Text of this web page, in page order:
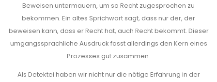
Beweisen untermauern, um so Recht zugesprochen zu
bekommen. Ein altes Sprichwort sagt, dass nur der, der
beweisen kann, dass er Recht hat, auch Recht bekommt. Dieser
umgangssprachliche Ausdruck fasst allerdings den Kern eines
Prozesses gut zusammen.
Als Detektei haben wir nicht nur die nötige Erfahrung in der